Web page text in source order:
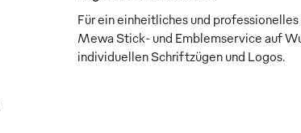
Für ein einheitliches und
Mewa Stick- und Emblemservice auf
individuellen Schriftzügen und Logos.